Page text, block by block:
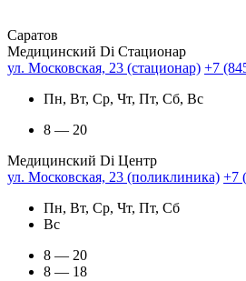
Саратов
Медицинский Di Стационар
ул. Московская, 23 (стационар) +7
Пн, Вт, Ср, Чт, Пт, Сб, Вс
8 — 20
Медицинский Di Центр
ул. Московская, 23 (поликлиника) +7
Пн, Вт, Ср, Чт, Пт, Сб
Вс
8 — 20
8 — 18